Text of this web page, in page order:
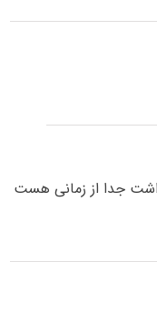
جدا از زمانی هست